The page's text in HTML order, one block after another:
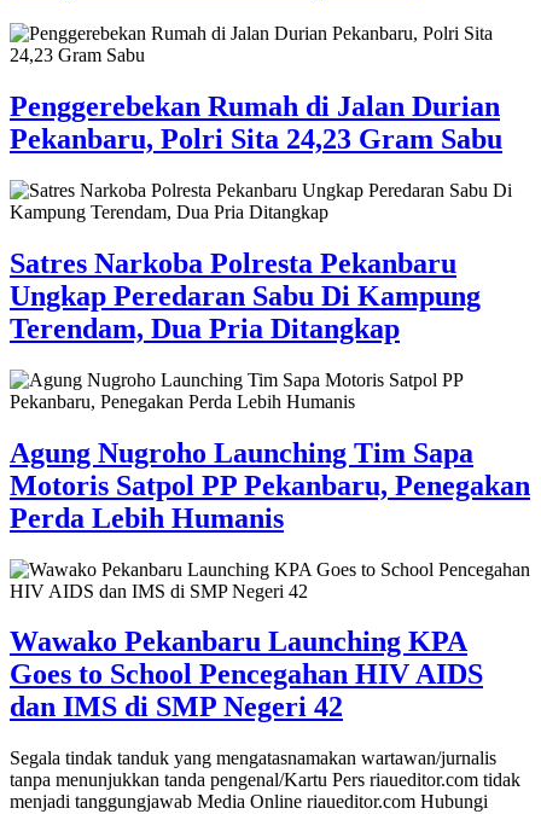
Penggerebekan Rumah di Jalan Durian
Pekanbaru, Polri Sita 24,23 Gram Sabu
Satres Narkoba Polresta Pekanbaru
Ungkap Peredaran Sabu Di Kampung
Terendam, Dua Pria Ditangkap
Agung Nugroho Launching Tim Sapa
Motoris Satpol PP Pekanbaru, Penegakan
Perda Lebih Humanis
Wawako Pekanbaru ‎Launching KPA
Goes to School Pencegahan HIV AIDS
dan IMS di SMP Negeri 42
Segala tindak tanduk yang mengatasnamakan wartawan/jurnalis
tanpa menunjukkan tanda pengenal/Kartu Pers riaueditor.com tidak
menjadi tanggungjawab Media Online riaueditor.com Hubungi